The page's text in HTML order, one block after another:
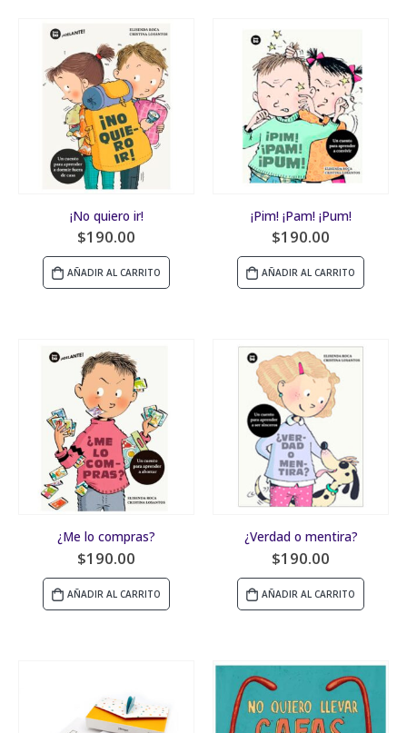
¡No quiero ir!
$190.00
AÑADIR AL CARRITO
¡Pim! ¡Pam! ¡Pum!
$190.00
AÑADIR AL CARRITO
¿Me lo compras?
$190.00
AÑADIR AL CARRITO
¿Verdad o mentira?
$190.00
AÑADIR AL CARRITO